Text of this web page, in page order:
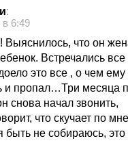
:
в 6:49
Выяснилось, что он
Встречались
это все , о чем ему
и пропал…Три месяца
снова начал звонить,
что скучает по
не собираюсь,